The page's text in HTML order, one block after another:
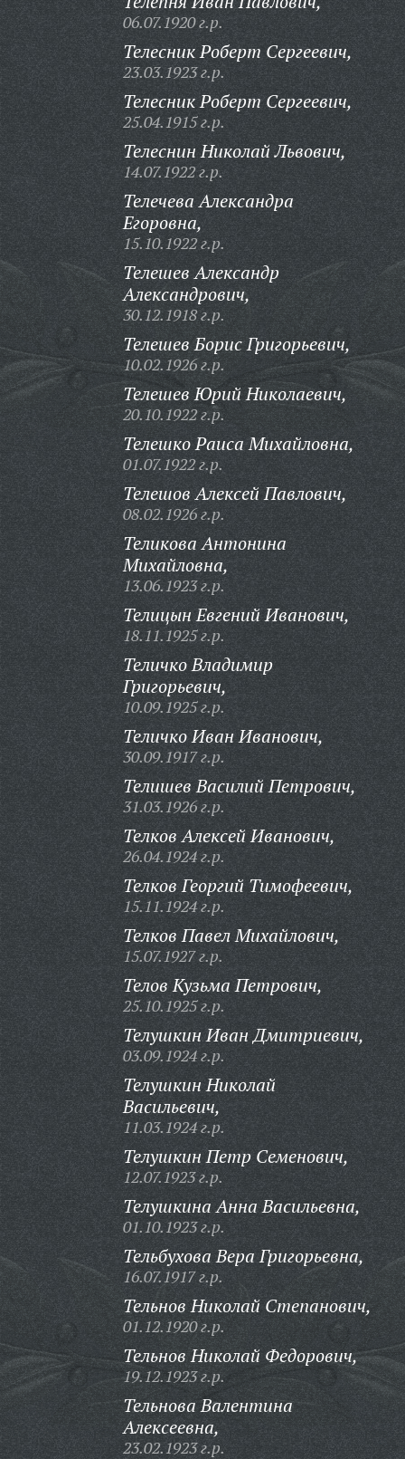
06.07.1920 г.р.
Телесник Роберт Сергеевич,
23.03.1923 г.р.
Телесник Роберт Сергеевич,
25.04.1915 г.р.
Телеснин Николай Львович,
14.07.1922 г.р.
Телечева Александра
Егоровна,
15.10.1922 г.р.
Телешев Александр
Александрович,
30.12.1918 г.р.
Телешев Борис Григорьевич,
10.02.1926 г.р.
Телешев Юрий Николаевич,
20.10.1922 г.р.
Телешко Раиса Михайловна,
01.07.1922 г.р.
Телешов Алексей Павлович,
08.02.1926 г.р.
Теликова Антонина
Михайловна,
13.06.1923 г.р.
Телицын Евгений Иванович,
18.11.1925 г.р.
Теличко Владимир
Григорьевич,
10.09.1925 г.р.
Теличко Иван Иванович,
30.09.1917 г.р.
Телишев Василий Петрович,
31.03.1926 г.р.
Телков Алексей Иванович,
26.04.1924 г.р.
Телков Георгий Тимофеевич,
15.11.1924 г.р.
Телков Павел Михайлович,
15.07.1927 г.р.
Телов Кузьма Петрович,
25.10.1925 г.р.
Телушкин Иван Дмитриевич,
03.09.1924 г.р.
Телушкин Николай
Васильевич,
11.03.1924 г.р.
Телушкин Петр Семенович,
12.07.1923 г.р.
Телушкина Анна Васильевна,
01.10.1923 г.р.
Тельбухова Вера Григорьевна,
16.07.1917 г.р.
Тельнов Николай Степанович,
01.12.1920 г.р.
Тельнов Николай Федорович,
19.12.1923 г.р.
Тельнова Валентина
Алексеевна,
23.02.1923 г.р.